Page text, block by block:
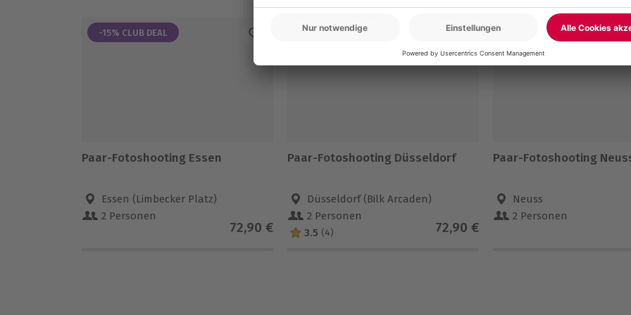
-15% CLUB DEAL
Paar-Fotoshooting Essen
Essen (Limbecker Platz)
2 Personen
72,90 €
Paar-Fotoshooting Düsseldorf
Düsseldorf (Bilk Arcaden)
2 Personen
3.5 (4) 72,90 €
-15% CLUB DEAL
Paar-Fotoshooting
Neuss
2 Personen